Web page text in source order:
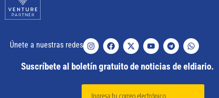
Únete a nuestras redes
Suscríbete al boletín gratuito de noticias de eldiario.